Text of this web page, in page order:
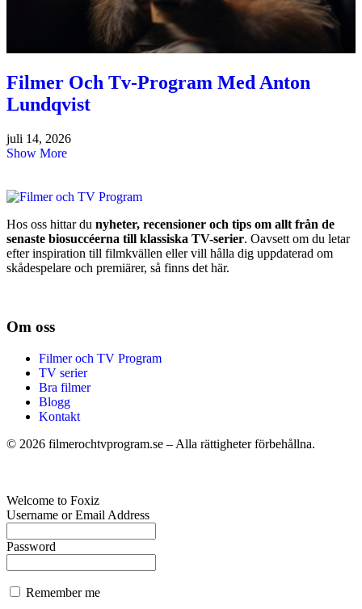
Filmer Och Tv-Program Med Anton
Lundqvist
juli 14, 2026
Show More
Hos oss hittar du nyheter, recensioner och tips om allt från de
senaste biosuccéerna till klassiska TV-serier. Oavsett om du letar
efter inspiration till filmkvällen eller vill hålla dig uppdaterad om
skådespelare och premiärer, så finns det här.
Om oss
Filmer och TV Program
TV serier
Bra filmer
Blogg
Kontakt
© 2026 filmerochtvprogram.se – Alla rättigheter förbehållna.
Welcome to Foxiz
Username or Email Address
Password
Remember me